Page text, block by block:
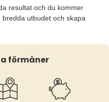
resultat och du kommer
utbudet och skapa
förmåner